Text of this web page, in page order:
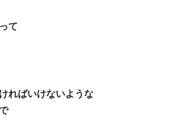
て
ればいけないような